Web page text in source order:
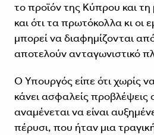
το προϊόν της Κύπρου και
και ότι τα πρωτόκολλα κι οι
μπορεί να διαφημίζονται
αποτελούν ανταγωνιστικό
Ο Υπουργός είπε ότι χωρίς
κάνει ασφαλείς προβλέψεις
αναμένεται να είναι
πέρυσι, που ήταν μια